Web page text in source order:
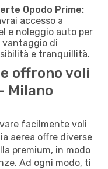
Opodo Prime:
accesso a
e noleggio auto per
di
e tranquillità.
offrono voli
Milano
facilmente voli
aerea offre diverse
premium, in modo
Ad ogni modo, ti